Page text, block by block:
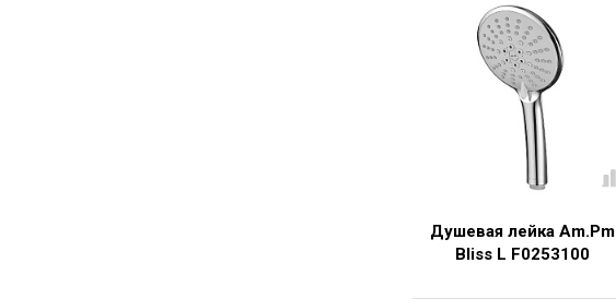
Душевая лейка Am.Pm
Bliss L F0253100